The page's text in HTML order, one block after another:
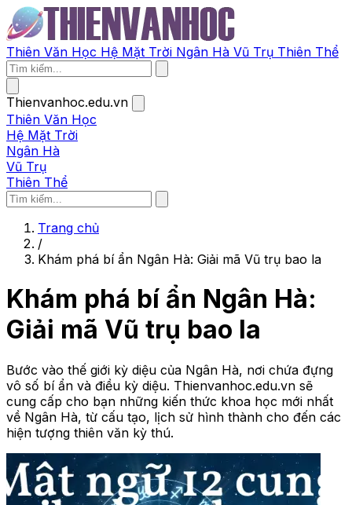
Thiên Văn Học Hệ Mặt Trời Ngân Hà Vũ Trụ Thiên Thể
Thienvanhoc.edu.vn
Thiên Văn Học
Hệ Mặt Trời
Ngân Hà
Vũ Trụ
Thiên Thể
Trang chủ
/
Khám phá bí ẩn Ngân Hà: Giải mã Vũ trụ bao la
Khám phá bí ẩn Ngân Hà:
Giải mã Vũ trụ bao la
Bước vào thế giới kỳ diệu của Ngân Hà, nơi chứa đựng
vô số bí ẩn và điều kỳ diệu. Thienvanhoc.edu.vn sẽ
cung cấp cho bạn những kiến thức khoa học mới nhất
về Ngân Hà, từ cấu tạo, lịch sử hình thành cho đến các
hiện tượng thiên văn kỳ thú.